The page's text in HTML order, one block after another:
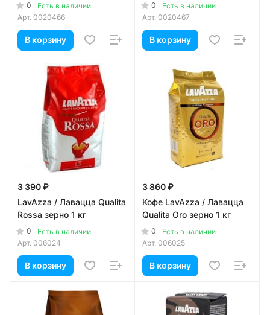
0
Есть в наличии
Арт. 0020466
В корзину
0
Есть в наличии
Арт. 0020467
В корзину
3 390 ₽
LavAzza / Лавацца Qualita
Rossa зерно 1 кг
0
Есть в наличии
Арт. 006024
В корзину
3 860 ₽
Кофе LavAzza / Лавацца
Qualita Oro зерно 1 кг
0
Есть в наличии
Арт. 006025
В корзину